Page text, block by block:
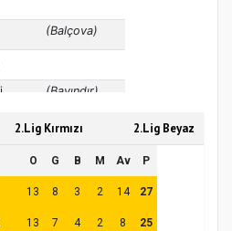
2.Lig Kırmızı 2.Lig Beyaz
O G B M Av P
13 8 3 2 14 27
13 7 4 2 8 25